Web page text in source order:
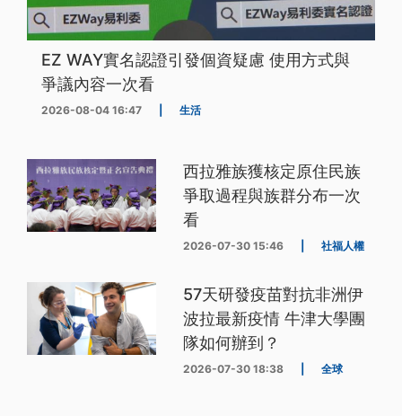
EZ WAY實名認證引發個資疑慮 使用方式與
爭議內容一次看
2026-08-04 16:47 生活
西拉雅族獲核定原住民族
爭取過程與族群分布一次
看
2026-07-30 15:46 社福人權
57天研發疫苗對抗非洲伊
波拉最新疫情 牛津大學團
隊如何辦到？
2026-07-30 18:38 全球